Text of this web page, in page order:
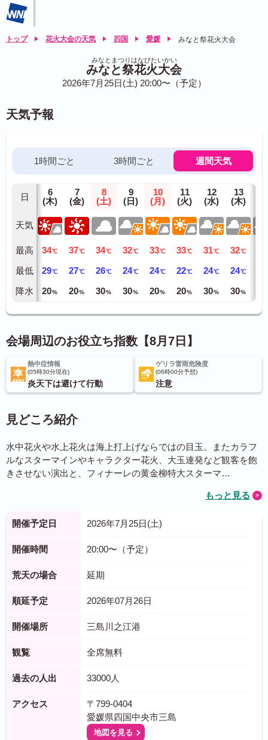
トップ 花火大会の天気 四国 愛媛 みなと祭花火大会
みなとまつりはなびたいかい
みなと祭花火大会
2026年7月25日(土) 20:00〜（予定）
天気予報
1時間ごと 3時間ごと 週間天気
日
天気
最高
最低
降水
6
(木)
34℃
29℃
20%
7
(金)
37℃
27℃
20%
8
(土)
34℃
26℃
30%
9
(日)
32℃
24℃
30%
10
(月)
33℃
24℃
20%
11
(火)
33℃
22℃
20%
12
(水)
31℃
24℃
30%
13
(木)
32℃
24℃
30%
会場周辺のお役立ち指数【8月7日】
熱中症情報
05時30分現在
炎天下は避けて行動
ゲリラ雷雨危険度
06時00分予想
注意
見どころ紹介
水中花火や水上花火は海上打上げならではの目玉。またカラフ
ルなスターマインやキャラクター花火、大玉連発など観客を飽
きさせない演出と、フィナーレの黄金柳特大スターマ…
もっと見る
開催予定日 2026年7月25日(土)
開催時間 20:00〜（予定）
荒天の場合 延期
順延予定 2026年07月26日
開催場所 三島川之江港
観覧 全席無料
過去の人出 33000人
アクセス
〒799-0404
愛媛県四国中央市三島
地図を見る